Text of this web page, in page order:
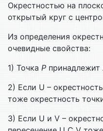
Окрестностью на
открытый круг с
Из определения
очевидные свойства:
1) Точка Р принадлежит
2) Если U –
тоже окрестность
3) Если U и V –